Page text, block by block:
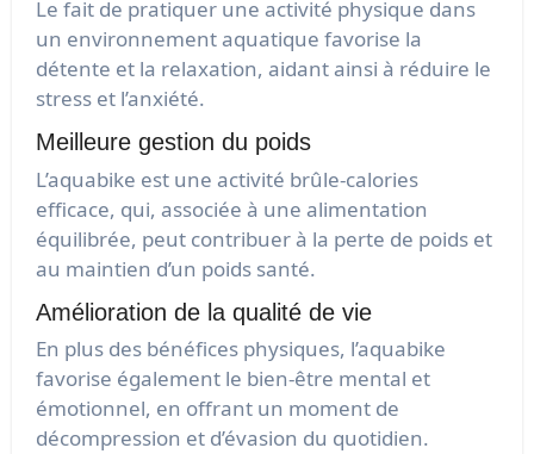
Le fait de pratiquer une activité physique dans
un environnement aquatique favorise la
détente et la relaxation, aidant ainsi à réduire le
stress et l’anxiété.
Meilleure gestion du poids
L’aquabike est une activité brûle-calories
efficace, qui, associée à une alimentation
équilibrée, peut contribuer à la perte de poids et
au maintien d’un poids santé.
Amélioration de la qualité de vie
En plus des bénéfices physiques, l’aquabike
favorise également le bien-être mental et
émotionnel, en offrant un moment de
décompression et d’évasion du quotidien.